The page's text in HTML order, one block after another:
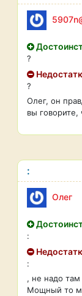
?
?
Олег, он
вы
:
Олег
:
:
, не надо
Мощный то